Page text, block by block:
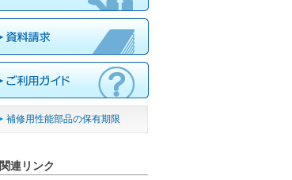
補修用性能部品の保有期限
関連リンク